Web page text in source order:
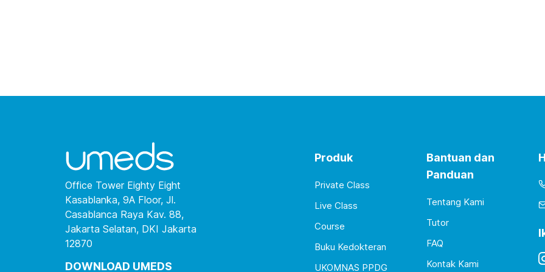
Office Tower Eighty Eight
Kasablanka, 9A Floor, Jl.
Casablanca Raya Kav. 88,
Jakarta Selatan, DKI Jakarta
12870
DOWNLOAD UMEDS
Produk
Private Class
Live Class
Course
Buku Kedokteran
UKOMNAS PPDG
Bantuan dan
Panduan
Tentang Kami
Tutor
FAQ
Kontak Kami